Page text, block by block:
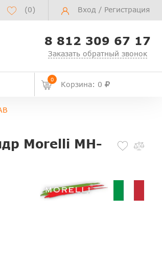
(0) Вход / Регистрация
8 812 309 67 17
Заказать обратный звонок
0
Корзина: 0
Morelli MH-